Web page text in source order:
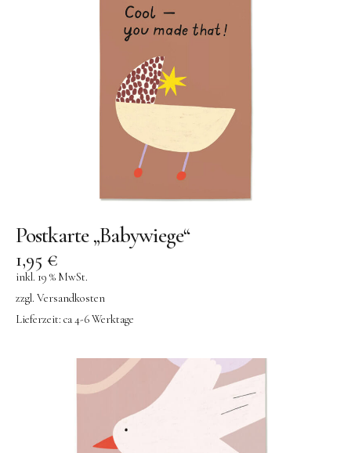
KINETIC LEVI
Konges Sløjd
Kunst & Form
LIEWOOD
DUFTE Manufaktur
Lovi | Wooden Creations
MIKANU | Decken & Rasseln
MIMI’lou | Wanddeko
MINI KYOMO | Kinderuhren
NUUKK | Papierdesign & Kissen
OYOY living
OVO things | Kerzenhalter
Postkarte „Babywiege“
1,95 €
inkl. 19 % MwSt.
zzgl. Versandkosten
Lieferzeit: ca 4-6 Werktage